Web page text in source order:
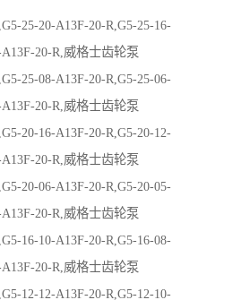
25-20-A13F-20-R,G5-25-16-
20-R,威格士齿轮泵
25-08-A13F-20-R,G5-25-06-
20-R,威格士齿轮泵
20-16-A13F-20-R,G5-20-12-
20-R,威格士齿轮泵
20-06-A13F-20-R,G5-20-05-
20-R,威格士齿轮泵
16-10-A13F-20-R,G5-16-08-
20-R,威格士齿轮泵
12-12-A13F-20-R,G5-12-10-